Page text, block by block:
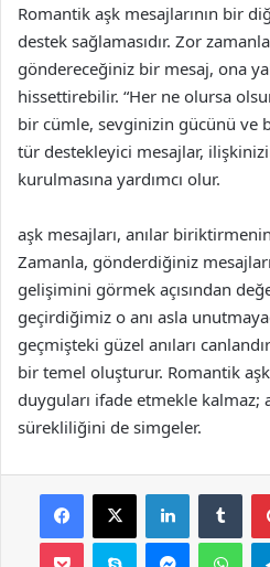
Romantik aşk mesajlarının bir
destek sağlamasıdır. Zor
göndereceğiniz bir mesaj, ona
hissettirebilir. “Her ne olursa
bir cümle, sevginizin gücünü ve
tür destekleyici mesajlar,
kurulmasına yardımcı olur.
aşk mesajları, anılar
Zamanla, gönderdiğiniz
gelişimini görmek açısından
geçirdiğimiz o anı asla
geçmişteki güzel anıları
bir temel oluşturur. Romantik aşk
duyguları ifade etmekle kalmaz;
sürekliliğini de simgeler.
Facebook
X LinkedIn
Pocket Skype Messenger